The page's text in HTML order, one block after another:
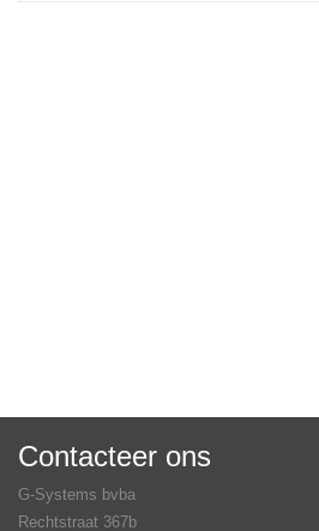
Contacteer ons
G-Systems bvba
Rechtstraat 367b